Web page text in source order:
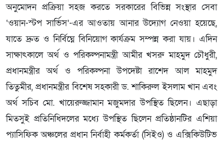
অনুমোদন প্রক্রিয়া সহজ করতে সরকারের বিভিন্ন সংস্থার সেবা
‘ওয়ান-স্টপ সার্ভিস’-এর আওতায় আনার উদ্যোগ নেওয়া হয়েছে,
যাতে দ্রুত ও নির্বিঘ্নে বিনিয়োগ কার্যক্রম সম্পন্ন করা যায়। এদিন
সাক্ষাৎকালে অর্থ ও পরিকল্পনামন্ত্রী আমীর খসরু মাহমুদ চৌধুরী,
প্রধানমন্ত্রীর অর্থ ও পরিকল্পনা উপদেষ্টা রাশেদ আল মাহমুদ
তিতুমীর, প্রধানমন্ত্রীর বিশেষ সহকারী ড. শাকিরুল ইসলাম খান এবং
অর্থ সচিব মো. খায়েরুজ্জামান মজুমদার উপস্থিত ছিলেন। এছাড়া
মিতসুই প্রতিনিধিদলের মধ্যে উপস্থিত ছিলেন প্রতিষ্ঠানটির এশিয়া
প্যাসিফিক অঞ্চলের প্রধান নির্বাহী কর্মকর্তা (সিইও) ও এক্সিকিউটিভ